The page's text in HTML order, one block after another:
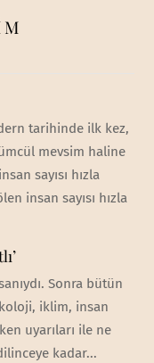
tarihinde ilk kez,
mevsim haline
sayısı hızla
insan sayısı hızla
Sonra bütün
iklim, insan
uyarıları ile ne
kadar...